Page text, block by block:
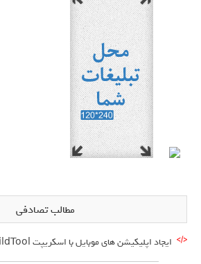
مطالب تصادفی
ایجاد اپلیکیشن های موبایل با اسکریپت BuildTool